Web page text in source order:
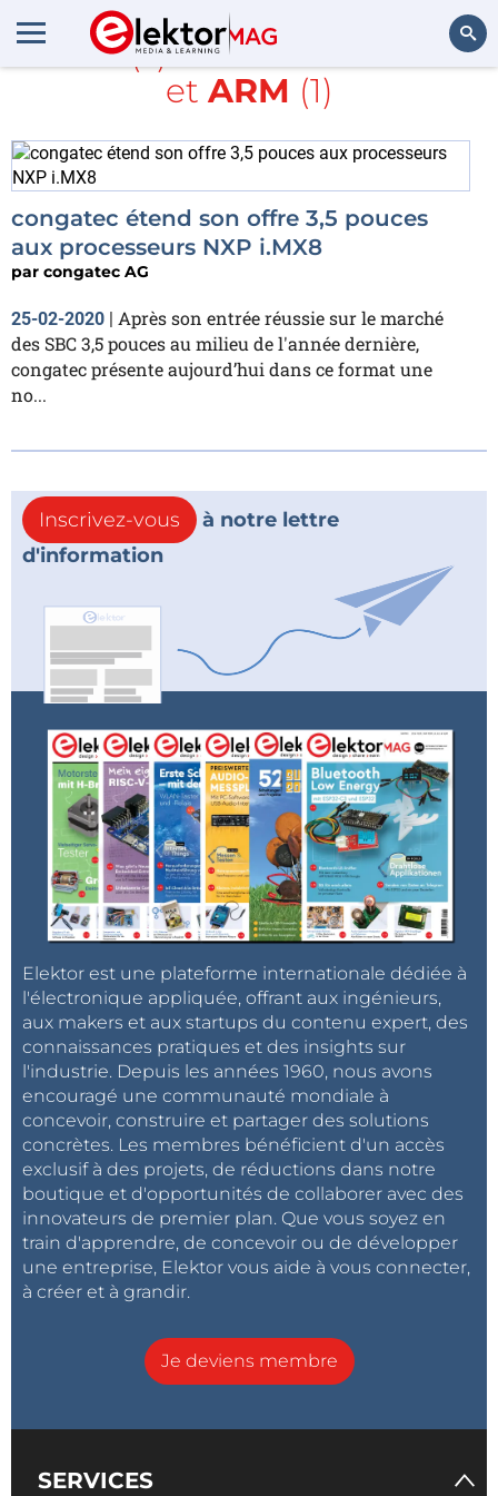
Article(s) avec la balise
NXP
et ARM (1)
congatec étend son offre 3,5 pouces
aux processeurs NXP i.MX8
par congatec AG
25-02-2020 | Après son entrée réussie sur le marché
des SBC 3,5 pouces au milieu de l'année dernière,
congatec présente aujourd’hui dans ce format une
no...
Inscrivez-vous
à notre lettre
d'information
Elektor est une plateforme internationale dédiée à
l'électronique appliquée, offrant aux ingénieurs,
aux makers et aux startups du contenu expert, des
connaissances pratiques et des insights sur
l'industrie. Depuis les années 1960, nous avons
encouragé une communauté mondiale à
concevoir, construire et partager des solutions
concrètes. Les membres bénéficient d'un accès
exclusif à des projets, de réductions dans notre
boutique et d'opportunités de collaborer avec des
innovateurs de premier plan. Que vous soyez en
train d'apprendre, de concevoir ou de développer
une entreprise, Elektor vous aide à vous connecter,
à créer et à grandir.
Je deviens membre
SERVICES